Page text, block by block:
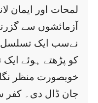
لمحات اور ایمان
آزمائشوں سے
نےسب ایک
کو پڑھتے ہوئے
خوبصورت منظر
جان ڈال دی۔